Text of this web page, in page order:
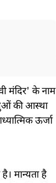
मंदिर' के नाम
की आस्था
ऊर्जा
मान्यता है